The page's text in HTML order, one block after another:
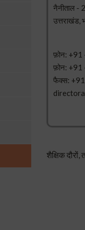
नैनीताल -
उत्तराखंड,
फ़ोन: +91
फ़ोन: +91
फैक्स:
शैक्षिक